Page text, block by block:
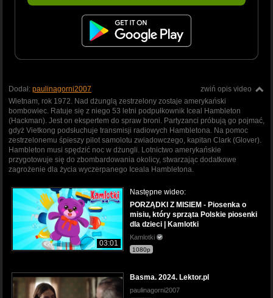
zwiń opis video
Dodał: paulinagorni2007
Wietnam, rok 1972. Nad dżunglą zestrzelony zostaje amerykański
bombowiec. Ratuje się z niego 53 letni podpułkownik Iceal Hambleton
(Hackman). Jest on ekspertem do spraw broni. Partyzanci próbują go pojmać,
gdyż Vietkong podsłuchuje transmisji radiowych Hambletona. Na pomoc
zestrzelonemu śpieszy pilot samolotu zwiadowczego, kapitan Clark (Glover).
Hambleton musi spędzić noc w dżungli. Lotnictwo amerykańskie
przygotowuje się do zbombardowania okolicy, stwarzając dodatkowe
zagrożenie dla życia wyczerpanego Iceala Hambletona.
03:01
Następne wideo:
PORZĄDKI Z MISIEM - Piosenka o
misiu, który sprząta Polskie piosenki
dla dzieci | Kamlotki
Kamlotki
1080p
Basma. 2024. Lektor.pl
paulinagorni2007